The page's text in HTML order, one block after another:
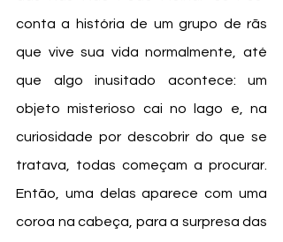
conta a história de um grupo de rãs
que vive sua vida normalmente, até
que algo inusitado acontece: um
objeto misterioso cai no lago e, na
curiosidade por descobrir do que se
tratava, todas começam a procurar.
Então, uma delas aparece com uma
coroa na cabeça, para a surpresa das